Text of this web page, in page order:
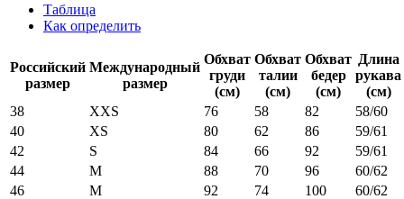
Таблица
Как определить
Российский
размер
Международный
размер
Обхват
груди
(см)
Обхват
талии
(см)
Обхват
бедер
(см)
Длина
рукава
(см)
38
XXS 76 58 82
58/60
40
XS 80 62 86
59/61
42
S 84 66 92
59/61
44
M 88 70 96
60/62
46
M 92 74 100
60/62